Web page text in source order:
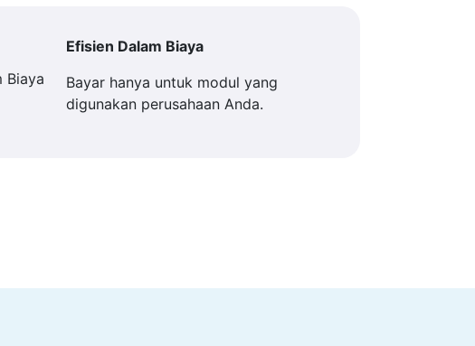
Efisien Dalam Biaya
Bayar hanya untuk modul yang
digunakan perusahaan Anda.